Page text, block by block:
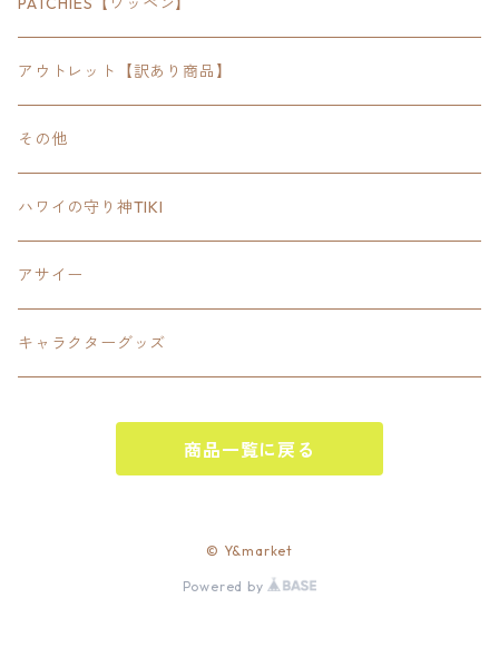
24inchオクタゴン八角形
18inch×18inchスクエア正方形
California State Routeカリフォルニア州
Interstate 州間道路型
U.S. Route国道（アメリカ）
スポーツ
ピクトグラム
ブランド
ミリタリー
ゲーム
ジャパンスタイル
FOODIE
KIDS
アウトレット【訳あり商品】
その他
ハワイの守り神TIKI
アサイー
キャラクターグッズ
商品一覧に戻る
© Y&market
Powered by